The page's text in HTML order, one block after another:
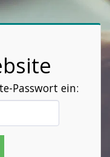
Passwort ein: